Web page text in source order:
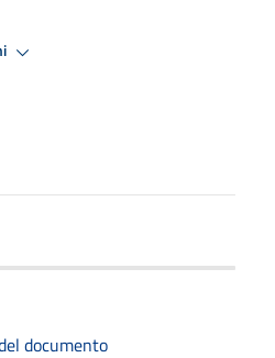
documento